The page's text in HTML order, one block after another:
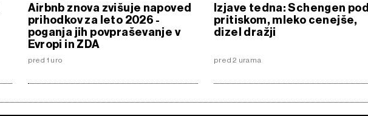
Airbnb znova zvišuje napoved
prihodkov za leto 2026 -
poganja jih povpraševanje v
Evropi in ZDA
pred 1 uro
Izjave tedna: Schengen pod
pritiskom, mleko cenejše,
dizel dražji
pred 2 urama